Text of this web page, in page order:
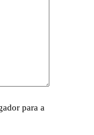
para a